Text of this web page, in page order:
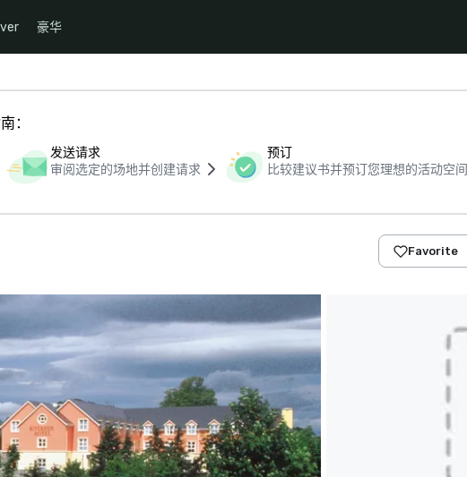
豪华
：
发送请求
审阅选定的场地并创建请求
预订
比较建议书并预订您理想的活动空间
Favorite